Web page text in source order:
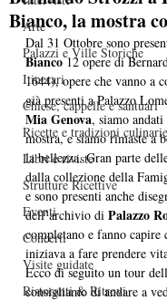
Arte
Palazzi e Ville Storiche
Itinerari
Chiese, cappelle e santuari
Ricette e tradizioni culinarie
Libri e riviste
Strutture Ricettive
Eventi
Concerti
Visite guidate
Ristoranti & Ritrovi
Bianco, la mostra
Dal 31 Ottobre sono
Bianco 12 opere di
1644), opere che vanno a
già presenti a Palazzo
Mia Genova, siamo
mostra, e siamo rimaste a
la bellezza. Gran parte
dalla collezione della
e sono presenti anche
dell’archivio di Palazzo
completano e fanno
iniziava a fare prendere
Ecco di seguito un tour
consigliamo di andare a